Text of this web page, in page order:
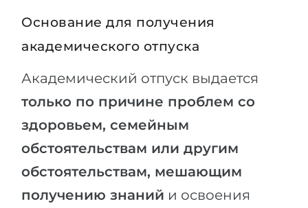
Основание для получения
академического отпуска
Академический отпуск выдается
только по причине проблем со
здоровьем, семейным
обстоятельствам или другим
обстоятельствам, мешающим
получению знаний и освоения